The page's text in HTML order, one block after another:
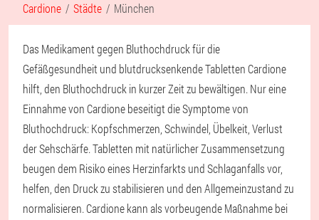
Cardione Städte München
Das Medikament gegen Bluthochdruck für die
Gefäßgesundheit und blutdrucksenkende Tabletten Cardione
hilft, den Bluthochdruck in kurzer Zeit zu bewältigen. Nur eine
Einnahme von Cardione beseitigt die Symptome von
Bluthochdruck: Kopfschmerzen, Schwindel, Übelkeit, Verlust
der Sehschärfe. Tabletten mit natürlicher Zusammensetzung
beugen dem Risiko eines Herzinfarkts und Schlaganfalls vor,
helfen, den Druck zu stabilisieren und den Allgemeinzustand zu
normalisieren. Cardione kann als vorbeugende Maßnahme bei